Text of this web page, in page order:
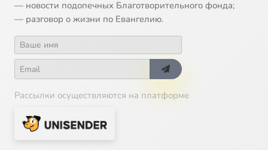
— новости подопечных Благотворительного фонда;
— разговор о жизни по Евангелию.
Рассылки осуществляются на платформе